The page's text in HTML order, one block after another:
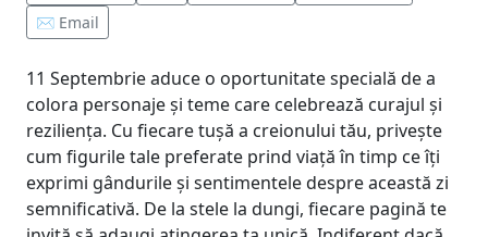
✉️ Email
11 Septembrie aduce o oportunitate specială de a
colora personaje și teme care celebrează curajul și
reziliența. Cu fiecare tușă a creionului tău, privește
cum figurile tale preferate prind viață în timp ce îți
exprimi gândurile și sentimentele despre această zi
semnificativă. De la stele la dungi, fiecare pagină te